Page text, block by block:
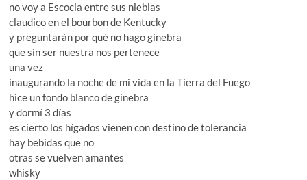
no voy a Escocia entre sus nieblas
claudico en el bourbon de Kentucky
y preguntarán por qué no hago ginebra
que sin ser nuestra nos pertenece
una vez
inaugurando la noche de mi vida en la Tierra del Fuego
hice un fondo blanco de ginebra
y dormí 3 días
es cierto los hígados vienen con destino de tolerancia
hay bebidas que no
otras se vuelven amantes
whisky